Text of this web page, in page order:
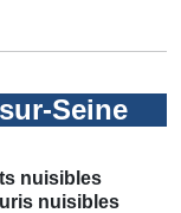
Seine
nuisibles
nuisibles